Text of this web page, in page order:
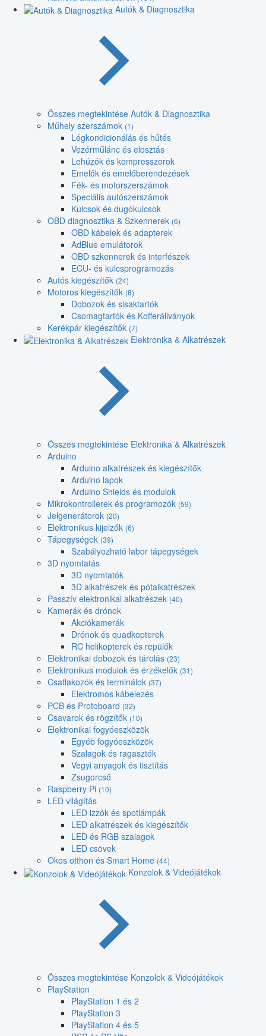
Autók & Diagnosztika
Összes megtekintése Autók & Diagnosztika
Műhely szerszámok (1)
Légkondicionálás és hűtés
Vezérműlánc és elosztás
Lehúzók és kompresszorok
Emelők és emelőberendezések
Fék- és motorszerszámok
Speciális autószerszámok
Kulcsok és dugókulcsok
OBD diagnosztika & Szkennerek (6)
OBD kábelek és adapterek
AdBlue emulátorok
OBD szkennerek és interfészek
ECU- és kulcsprogramozás
Autós kiegészítők (24)
Motoros kiegészítők (8)
Dobozok és sisaktartók
Csomagtartók és Kofferállványok
Kerékpár kiegészítők (7)
Elektronika & Alkatrészek
Összes megtekintése Elektronika & Alkatrészek
Arduino
Arduino alkatrészek és kiegészítők
Arduino lapok
Arduino Shields és modulok
Mikrokontrollerek és programozók (59)
Jelgenerátorok (20)
Elektronikus kijelzők (6)
Tápegységek (39)
Szabályozható labor tápegységek
3D nyomtatás
3D nyomtatók
3D alkatrészek és pótalkatrészek
Passzív elektronikai alkatrészek (40)
Kamerák és drónok
Akciókamerák
Drónok és quadkopterek
RC helikopterek és repülők
Elektronikai dobozok és tárolás (23)
Elektronikus modulok és érzékelők (31)
Csatlakozók és terminálok (37)
Elektromos kábelezés
PCB és Protoboard (32)
Csavarok és rögzítők (10)
Elektronikai fogyóeszközök
Egyéb fogyóeszközök
Szalagok és ragasztók
Vegyi anyagok és tisztítás
Zsugorcső
Raspberry Pi (10)
LED világítás
LED izzók és spotlámpák
LED alkatrészek és kiegészítők
LED és RGB szalagok
LED csövek
Okos otthon és Smart Home (44)
Konzolok & Videójátékok
Összes megtekintése Konzolok & Videójátékok
PlayStation
PlayStation 1 és 2
PlayStation 3
PlayStation 4 és 5